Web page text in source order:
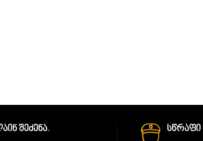
Შეძენა. Სწრაფი